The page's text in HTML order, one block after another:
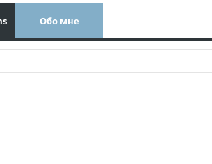
Обо мне